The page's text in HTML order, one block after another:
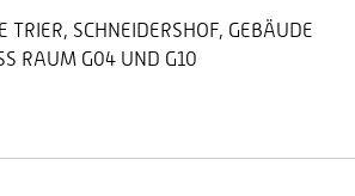
TRIER, SCHNEIDERSHOF, GEBÄUDE
RAUM G04 UND G10